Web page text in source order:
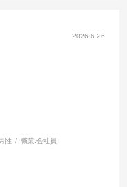
2026.6.26
性 職業:会社員